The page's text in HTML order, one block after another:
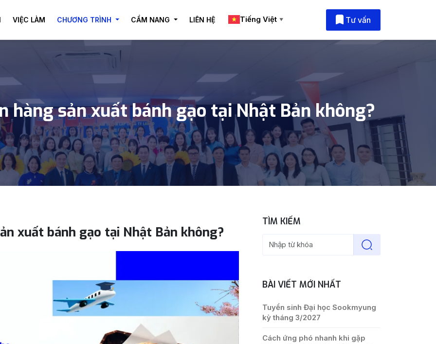
VIỆC LÀM CHƯƠNG TRÌNH CẨM NANG LIÊN HỆ Tiếng Việt ▼ Tư vấn
hàng sản xuất bánh gạo tại Nhật Bản không?
xuất bánh gạo tại Nhật Bản không?
TÌM KIẾM
BÀI VIẾT MỚI NHẤT
Tuyển sinh Đại học Sookmyung
kỳ tháng 3/2027
Cách ứng phó nhanh khi gặp